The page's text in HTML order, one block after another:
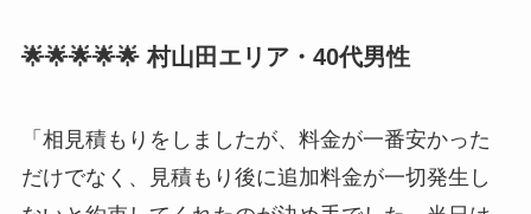
🌟🌟🌟🌟🌟 村山田エリア・40代男性
「相見積もりをしましたが、料金が一番安かった
だけでなく、見積もり後に追加料金が一切発生し